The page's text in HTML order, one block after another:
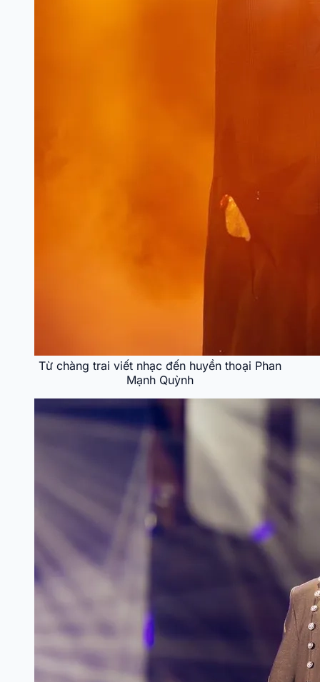
Từ chàng trai viết nhạc đến huyền thoại Phan
Mạnh Quỳnh